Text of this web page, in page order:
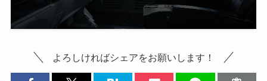
よろしければシェアをお願いします！